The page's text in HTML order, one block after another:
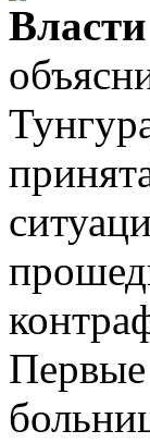
Первые